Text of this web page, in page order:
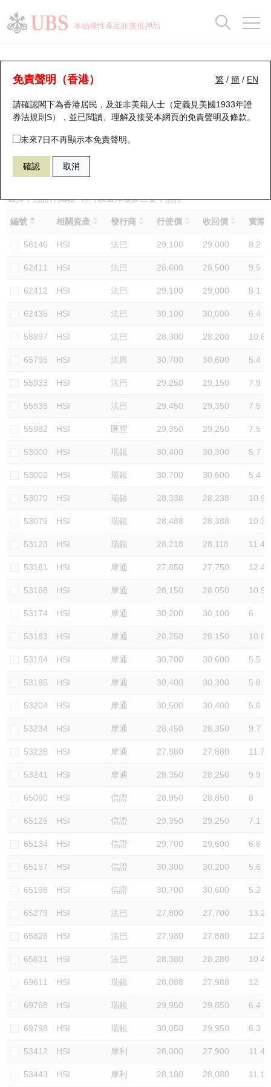
本結構性產品並無抵押品
繁 / 簡 / EN
免責聲明（香港）
請確認閣下為香港居民，及並非美籍人士（定義見美國1933年證
券法規則S），並已閱讀、理解及接受本網頁的免責聲明及條款。
未來7日不再顯示本免責聲明。
確認 取消
牛熊證分析儀
表現 街貨統計 比較
54821 信證熊證 HSI 恒生指數
選擇牛熊證作比較 *你可以選擇最多三隻牛熊證
編號 相關資產 發行商 行使價 收回價 實際
58146 HSI 法巴 29,100 29,000 8.2
62411 HSI 法巴 28,600 28,500 9.5
62412 HSI 法巴 29,100 29,000 8.1
62435 HSI 法巴 30,100 30,000 6.4
58897 HSI 法巴 28,300 28,200 10.6
65795 HSI 法興 30,700 30,600 5.4
55933 HSI 法巴 29,250 29,150 7.9
55935 HSI 法巴 29,450 29,350 7.5
55982 HSI 匯豐 29,350 29,250 7.5
53000 HSI 瑞銀 30,400 30,300 5.7
53002 HSI 瑞銀 30,700 30,600 5.4
53070 HSI 瑞銀 28,338 28,238 10.9
53079 HSI 瑞銀 28,488 28,388 10.3
53123 HSI 瑞銀 28,218 28,118 11.4
53161 HSI 摩通 27,850 27,750 12.4
53168 HSI 摩通 28,150 28,050 10.9
53174 HSI 摩通 30,200 30,100 6
53183 HSI 摩通 28,250 28,150 10.6
53184 HSI 摩通 30,700 30,600 5.5
53185 HSI 摩通 30,400 30,300 5.8
53204 HSI 摩通 30,500 30,400 5.6
53234 HSI 摩通 28,450 28,350 9.7
53238 HSI 摩通 27,980 27,880 11.7
53241 HSI 摩通 28,350 28,250 9.9
65090 HSI 信證 28,950 28,850 8
65126 HSI 信證 29,350 29,250 7.1
65134 HSI 信證 29,700 29,600 6.6
65157 HSI 信證 30,300 30,200 5.6
65198 HSI 信證 30,700 30,600 5.2
65279 HSI 法巴 27,800 27,700 13.2
65826 HSI 法巴 27,980 27,880 12.2
65831 HSI 法巴 28,380 28,280 10.4
69611 HSI 瑞銀 28,088 27,988 12
69768 HSI 瑞銀 29,950 29,850 6.4
69798 HSI 瑞銀 30,050 29,950 6.3
53412 HSI 摩利 28,000 27,900 11.4
53443 HSI 摩利 28,180 28,080 11.1
瑞銀認股證一覽
新發行瑞銀認股證
即將到期認股證
認股證到期結算價查詢
認股證分析儀
認股證速算機
認股證/牛熊證日誌
認股證文件及公告
街貨統計
比較
牛熊全景快搜
牛熊證搜尋
牛熊證街貨分佈圖
正股牛熊證列表
新發行瑞銀牛熊證
已收回牛熊證剩餘價值
牛熊證到期結算價查詢
牛熊證分析儀
牛熊證文件及公告
牛熊證文件及公告 (瑞信)
街貨統計
比較
十大升幅/跌幅
十大認股證成交分佈
十天股證佔大市成交
資金流
街貨統計
三十大平均引伸波幅
正股分析儀
二十大活躍股份
恒指成份股
國指成份股
科指成份股
相關資產沽空
中資ETFs溢價比較
AH 股價對照
ADR
收市競價變化
持股比重
顯示所有持股比重
每月輪證大市專題
輪證專欄
講座及教育短片
認股證投資者教育
牛熊證投資者教育
認股證牛熊證常問問題